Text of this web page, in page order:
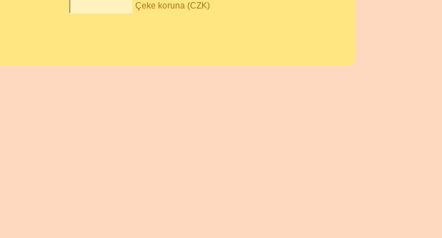
Çeke koruna (CZK)